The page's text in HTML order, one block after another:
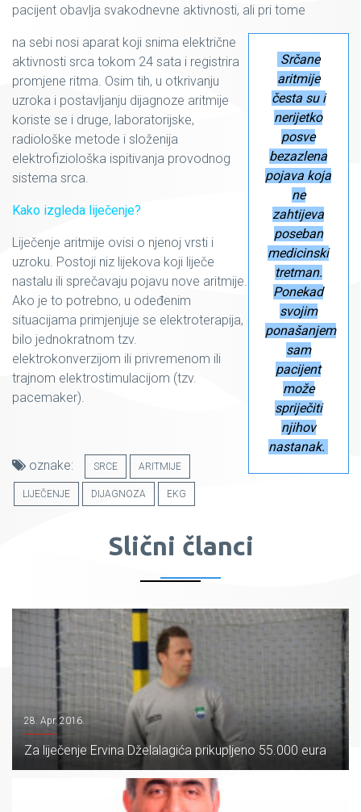
pacijent obavlja svakodnevne aktivnosti, ali pri tome
Srčane
aritmije
česta su i
nerijetko
posve
bezazlena
pojava koja
ne
zahtijeva
poseban
medicinski
tretman.
Ponekad
svojim
ponašanjem
sam
pacijent
može
spriječiti
njihov
nastanak.
na sebi nosi aparat koji snima električne
aktivnosti srca tokom 24 sata i registrira
promjene ritma. Osim tih, u otkrivanju
uzroka i postavljanju dijagnoze aritmije
koriste se i druge, laboratorijske,
radiološke metode i složenija
elektrofiziološka ispitivanja provodnog
sistema srca.
Kako izgleda liječenje?
Liječenje aritmije ovisi o njenoj vrsti i
uzroku. Postoji niz lijekova koji liječe
nastalu ili sprečavaju pojavu nove aritmije.
Ako je to potrebno, u odeđenim
situacijama primjenjuje se elektroterapija,
bilo jednokratnom tzv.
elektrokonverzijom ili privremenom ili
trajnom elektrostimulacijom (tzv.
pacemaker).
oznake: SRCE ARITMIJE
LIJEČENJE DIJAGNOZA EKG
Slični članci
28. Apr. 2016.
Za liječenje Ervina Dželalagića prikupljeno 55.000 eura